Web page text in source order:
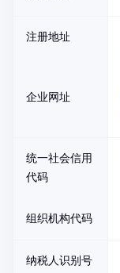
注册地址
企业网址
统一社会信用
代码
组织机构代码
纳税人识别号